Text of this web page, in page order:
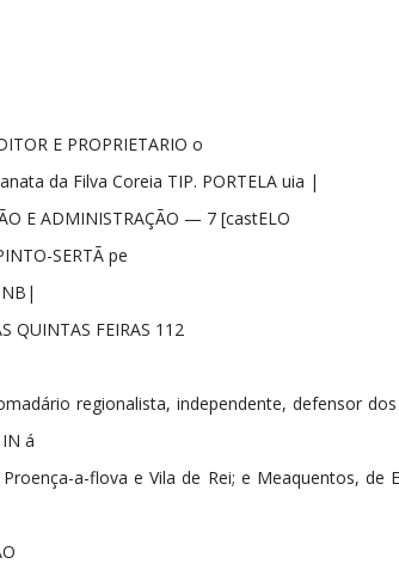
E PROPRIETARIO o
da Filva Coreia TIP. PORTELA uia |
E ADMINISTRAÇÃO — 7 [castELO
SERTÃ pe
QUINTAS FEIRAS 112
regionalista, independente, defensor
á
a-flova e Vila de Rei; e Meaquentos,